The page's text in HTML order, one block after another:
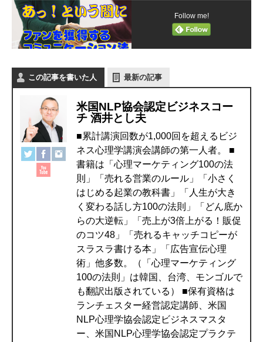
Follow me!
この記事を書いた人 最新の記事
米国NLP協会認定ビジネスコー
チ 酒井とし夫
■累計講演回数が1,000回を超えるビジ
ネス心理学講演会講師の第一人者。 ■
書籍は「心理マーケティング100の法
則」「売れる営業のルール」「小さく
はじめる起業の教科書」「人生が大き
く変わる話し方100の法則」「どん底か
らの大逆転」「売上が3倍上がる！販促
のコツ48」「売れるキャッチコピーが
スラスラ書ける本」「広告宣伝心理
術」他多数。（「心理マーケティング
100の法則」は韓国、台湾、モンゴルで
も翻訳出版されている） ■保有資格は
ランチェスター経営認定講師、米国
NLP心理学協会認定ビジネスマスタ
ー、米国NLP心理学協会認定プラクテ